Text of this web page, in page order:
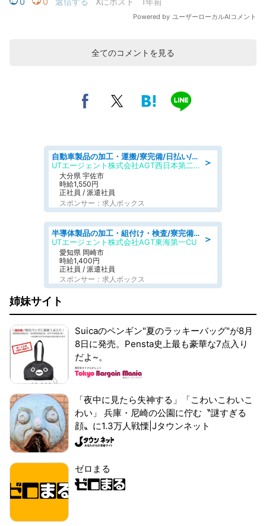
全てのコメントを見る
＞
自動車製品の加工・運搬/寮完備/日払い/工場・製造
UTエージェント株式会社AGT西日本第二CU
大分県 宇佐市
時給1,550円
正社員 / 派遣社員
スポンサー：求人ボックス
＞
半導体製品の加工・組付け・検査/寮完備/日勤/日払い/工場・製造
UTエージェント株式会社AGT東海第一CU
愛知県 岡崎市
時給1,400円
正社員 / 派遣社員
スポンサー：求人ボックス
姉妹サイト
Suicaのペンギン"夏のラッキーバッグ"が8月
8日に発売。Pensta史上最も豪華な7点入り
だよ~。
「夜中に見たら失神する」「こわいこわいこ
わい」 兵庫・尼崎の公園に佇む〝謎すぎる
顔〟に1.3万人戦慄|Jタウンネット
ゼロまる